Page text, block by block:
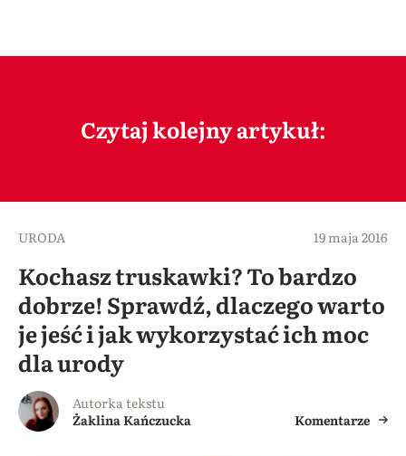
Czytaj kolejny artykuł:
URODA 19 maja 2016
Kochasz truskawki? To bardzo
dobrze! Sprawdź, dlaczego warto
je jeść i jak wykorzystać ich moc
dla urody
Autorka tekstu
Żaklina Kańczucka
Komentarze